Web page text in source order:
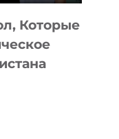
Которые